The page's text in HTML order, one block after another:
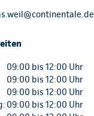
09:00 bis 12:00 Uhr
09:00 bis 12:00 Uhr
09:00 bis 12:00 Uhr
09:00 bis 12:00 Uhr